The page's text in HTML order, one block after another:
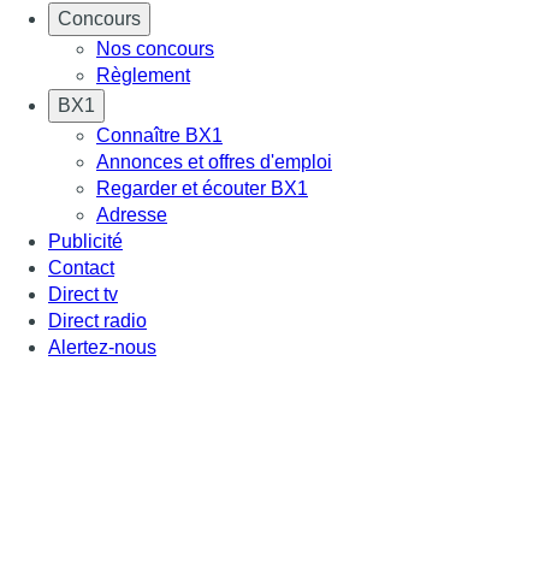
Concours
Nos concours
Règlement
BX1
Connaître BX1
Annonces et offres d'emploi
Regarder et écouter BX1
Adresse
Publicité
Contact
Direct tv
Direct radio
Alertez-nous